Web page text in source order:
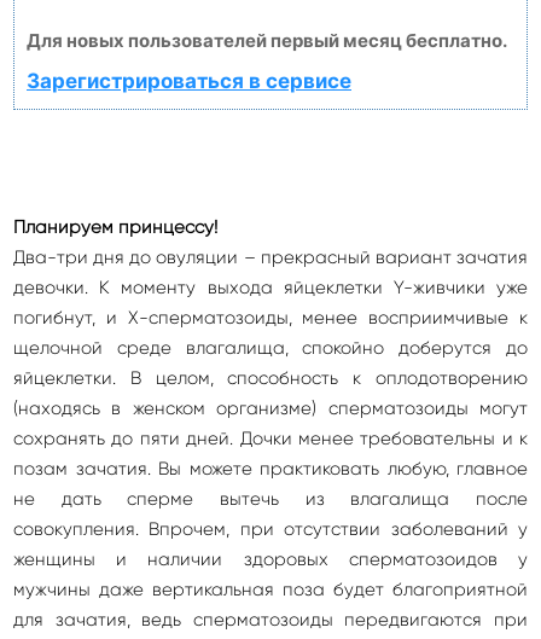
Для новых пользователей первый месяц бесплатно.
Зарегистрироваться в сервисе
Планируем принцессу!
Два-три дня до овуляции – прекрасный вариант зачатия
девочки. К моменту выхода яйцеклетки Y-живчики уже
погибнут, и Х-сперматозоиды, менее восприимчивые к
щелочной среде влагалища, спокойно доберутся до
яйцеклетки. В целом, способность к оплодотворению
(находясь в женском организме) сперматозоиды могут
сохранять до пяти дней. Дочки менее требовательны и к
позам зачатия. Вы можете практиковать любую, главное
не дать сперме вытечь из влагалища после
совокупления. Впрочем, при отсутствии заболеваний у
женщины и наличии здоровых сперматозоидов у
мужчины даже вертикальная поза будет благоприятной
для зачатия, ведь сперматозоиды передвигаются при